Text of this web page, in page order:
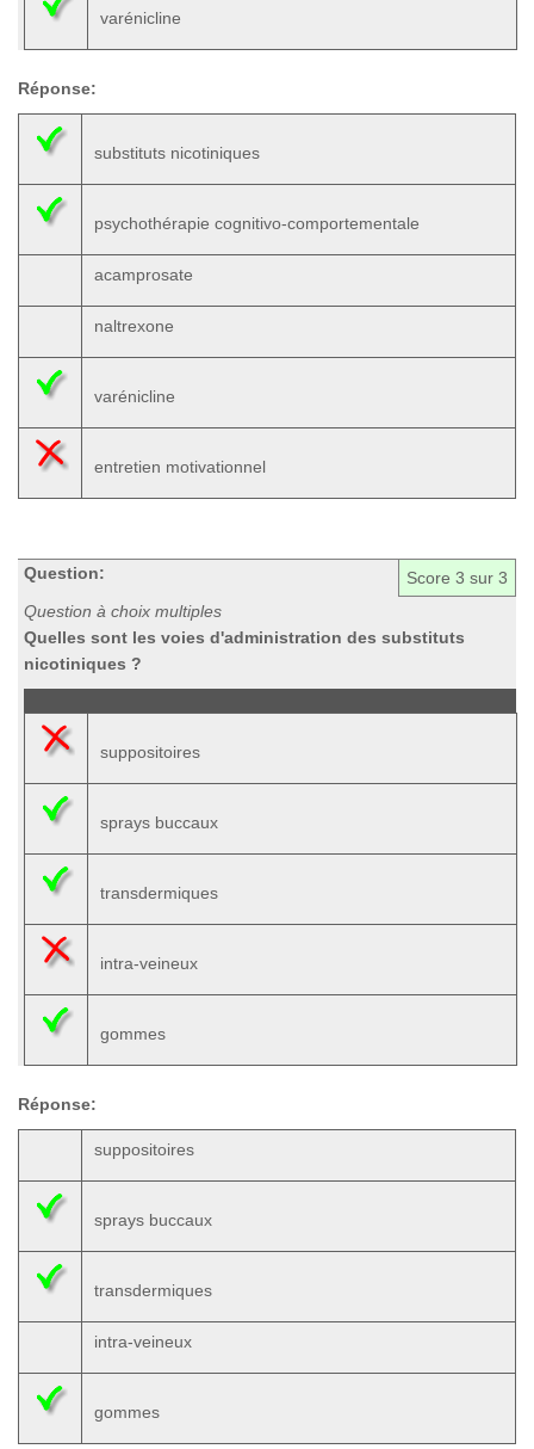
varénicline
Réponse:
substituts nicotiniques
psychothérapie cognitivo-comportementale
acamprosate
naltrexone
varénicline
entretien motivationnel
Score 3 sur 3
Question:
Question à choix multiples
Quelles sont les voies d'administration des substituts
nicotiniques ?
suppositoires
sprays buccaux
transdermiques
intra-veineux
gommes
Réponse:
suppositoires
sprays buccaux
transdermiques
intra-veineux
gommes